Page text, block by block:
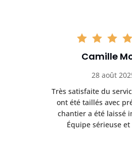
Camille
28 août
Très satisfaite du
ont été taillés avec
chantier a été laissé
Équipe sérieuse et